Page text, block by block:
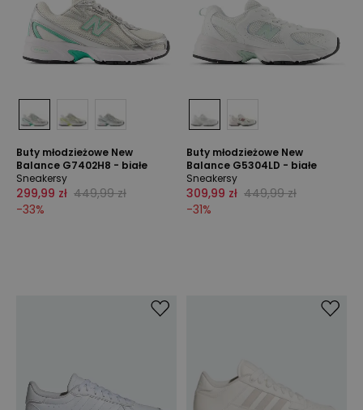
Buty młodzieżowe New
Balance G7402H8 - białe
Sneakersy
299,99 zł 449,99 zł
-33%
Buty młodzieżowe New
Balance G5304LD - białe
Sneakersy
309,99 zł 449,99 zł
-31%